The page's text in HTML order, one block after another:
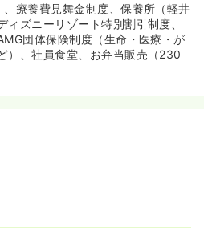
療養費見舞金制度、保養所（軽井
ズニーリゾート特別割引制度、
団体保険制度（生命・医療・が
）、社員食堂、お弁当販売（230